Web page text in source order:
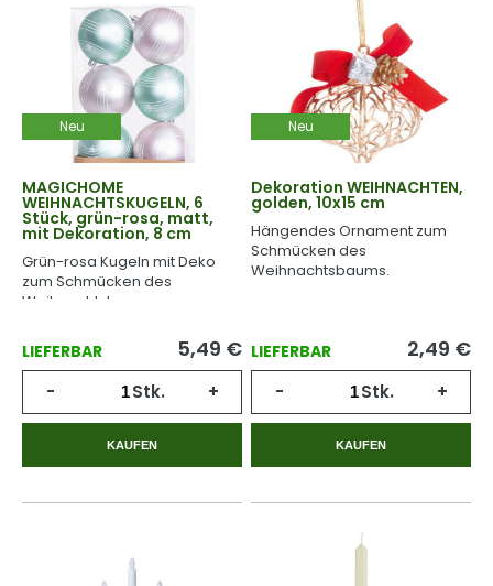
Neu
MAGICHOME
WEIHNACHTSKUGELN, 6
Stück, grün-rosa, matt,
mit Dekoration, 8 cm
Grün-rosa Kugeln mit Deko
zum Schmücken des
Weihnachtsbaumes.
LIEFERBAR 5,49 €
- Stk. +
KAUFEN
Neu
Dekoration WEIHNACHTEN,
golden, 10x15 cm
Hängendes Ornament zum
Schmücken des
Weihnachtsbaums.
LIEFERBAR 2,49 €
- Stk. +
KAUFEN